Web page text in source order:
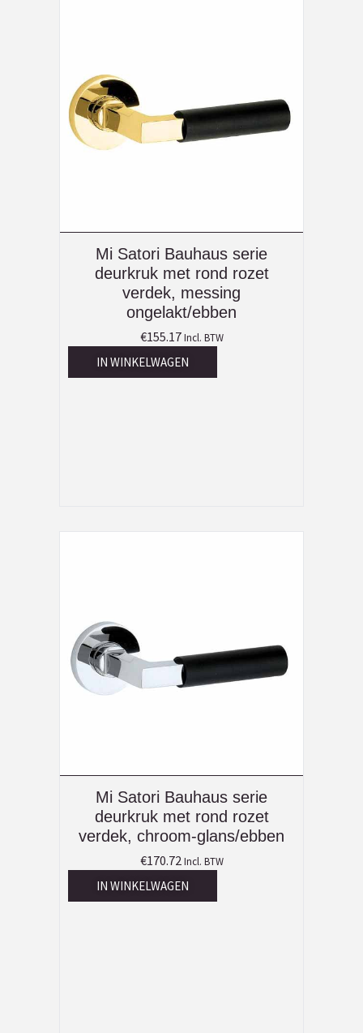
Mi Satori Bauhaus serie
deurkruk met rond rozet
verdek, messing
ongelakt/ebben
€155.17 Incl. BTW
IN WINKELWAGEN
Mi Satori Bauhaus serie
deurkruk met rond rozet
verdek, chroom-glans/ebben
€170.72 Incl. BTW
IN WINKELWAGEN